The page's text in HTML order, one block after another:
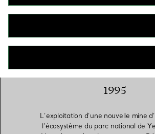
Alliances pour femme
1995
L’exploitation d’une nouvelle mine
l’écosystème du parc national de